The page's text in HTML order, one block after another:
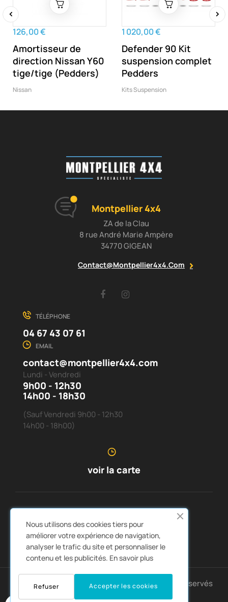
126,00 €
Amortisseur de
direction Nissan Y60
tige/tige (Pedders)
Nissan
1 020,00 €
Defender 90 Kit
suspension complet
Pedders
Kits Suspension
Montpellier 4x4
ZA de la Clau
8 rue André Marie Ampère
34770 GIGEAN
Contact@montpellier4x4.com
Facebook
TÉLÉPHONE
04 67 43 07 61
EMAIL
contact@montpellier4x4.com
Lundi - Vendredi
9h00 - 12h30
14h00 - 18h30
(Sauf Vendredi 9h00 - 12h30
14h00 - 18h00)
voir la carte

LIENS RAPIDES  CATALOGUES
Copyright © 2025 Montpellier4x4. Tous droits réservés
Nous utilisons des cookies tiers pour
améliorer votre expérience de navigation,
analyser le trafic du site et personnaliser le
contenu et les publicités. En savoir plus
Accepter les cookies
Refuser